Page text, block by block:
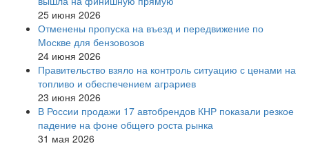
25 июня 2026
Отменены пропуска на въезд и передвижение по
Москве для бензовозов
24 июня 2026
Правительство взяло на контроль ситуацию с ценами на
топливо и обеспечением аграриев
23 июня 2026
В России продажи 17 автобрендов КНР показали резкое
падение на фоне общего роста рынка
31 мая 2026